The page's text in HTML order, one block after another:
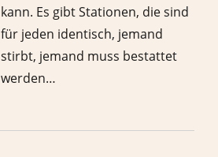
kann. Es gibt Stationen, die sind
für jeden identisch, jemand
stirbt, jemand muss bestattet
werden…